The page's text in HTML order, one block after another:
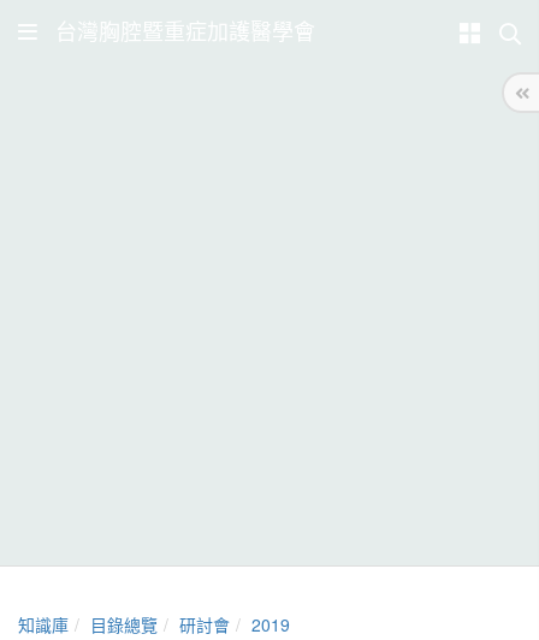
台灣胸腔暨重症加護醫學會
知識庫 目錄總覽 研討會
2019